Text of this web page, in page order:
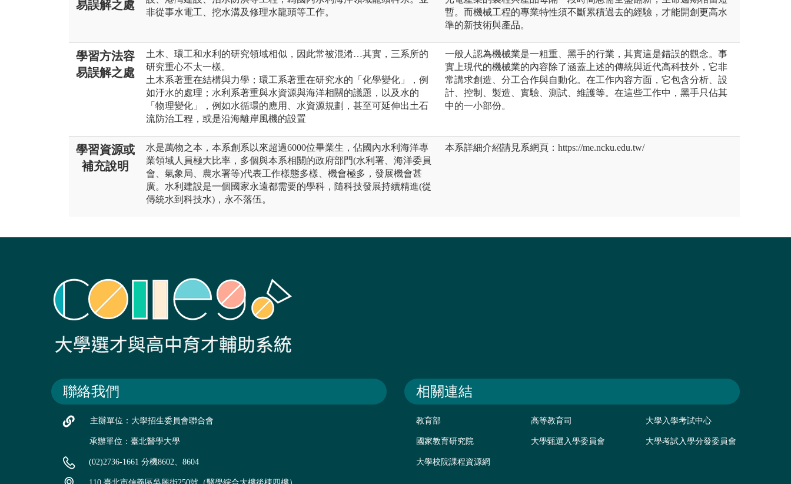
易誤解之處
非從事水電工、挖水溝及修理水龍頭等工作。
暫。而機械工程的專業特性須不斷累積過去的經驗，才能開創更高水
準的新技術與產品。
學習方法容
易誤解之處
土木、環工和水利的研究領域相似，因此常被混淆…其實，三系所的
研究重心不太一樣。
土木系著重在結構與力學；環工系著重在研究水的「化學變化」，例
如汙水的處理；水利系著重與水資源與海洋相關的議題，以及水的
「物理變化」，例如水循環的應用、水資源規劃，甚至可延伸出土石
流防治工程，或是沿海離岸風機的設置
一般人認為機械業是一粗重、黑手的行業，其實這是錯誤的觀念。事
實上現代的機械業的內容除了涵蓋上述的傳統與近代高科技外，它非
常講求創造、分工合作與自動化。在工作內容方面，它包含分析、設
計、控制、製造、實驗、測試、維護等。在這些工作中，黑手只佔其
中的一小部份。
學習資源或
補充說明
水是萬物之本，本系創系以來超過6000位畢業生，佔國內水利海洋專
業領域人員極大比率，多個與本系相關的政府部門(水利署、海洋委員
會、氣象局、農水署等)代表工作樣態多樣、機會極多，發展機會甚
廣。水利建設是一個國家永遠都需要的學科，隨科技發展持續精進(從
傳統水到科技水)，永不落伍。
本系詳細介紹請見系網頁：https://me.ncku.edu.tw/
聯絡我們
主辦單位：大學招生委員會聯合會
承辦單位：臺北醫學大學
(02)2736-1661 分機8602、8604
相關連結
教育部 高等教育司 大學入學考試中心
國家教育研究院 大學甄選入學委員會 大學考試入學分發委員會
大學校院課程資源網